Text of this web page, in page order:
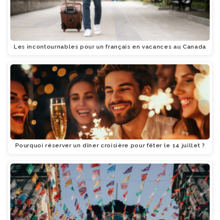
Les incontournables pour un français en vacances au Canada
Pourquoi réserver un dîner croisière pour fêter le 14 juillet ?